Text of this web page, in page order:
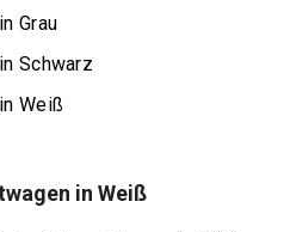
Grau
Schwarz
Weiß
in Weiß